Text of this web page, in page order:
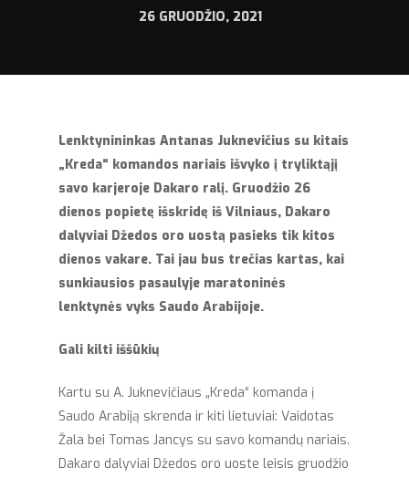
26 GRUODŽIO, 2021
Lenktynininkas Antanas Juknevičius su kitais
„Kreda“ komandos nariais išvyko į tryliktąjį
savo karjeroje Dakaro ralį. Gruodžio 26
dienos popietę išskridę iš Vilniaus, Dakaro
dalyviai Džedos oro uostą pasieks tik kitos
dienos vakare. Tai jau bus trečias kartas, kai
sunkiausios pasaulyje maratoninės
lenktynės vyks Saudo Arabijoje.
Gali kilti iššūkių
Kartu su A. Juknevičiaus „Kreda“ komanda į
Saudo Arabiją skrenda ir kiti lietuviai: Vaidotas
Žala bei Tomas Jancys su savo komandų nariais.
Dakaro dalyviai Džedos oro uoste leisis gruodžio